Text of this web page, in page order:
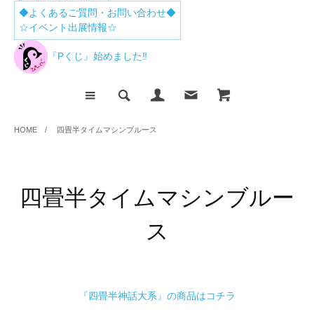
◆よくあるご質問・お問い合わせ◆
☆イベント出展情報☆
『Pくじ』始めました‼
HOME / 四畳半タイムマシンブルース
四畳半タイムマシンブルー
ス
『四畳半神話大系』の商品はコチラ